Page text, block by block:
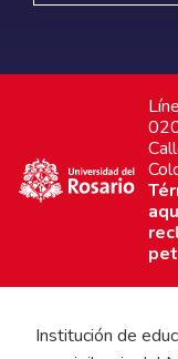
Institución de